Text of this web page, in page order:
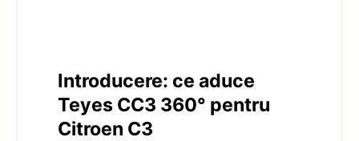
Introducere: ce aduce
Teyes CC3 360° pentru
Citroen C3